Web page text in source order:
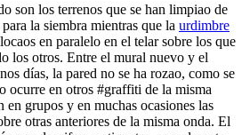
son los terrenos que se han limpiao de
la siembra mientras que la urdimbre
en paralelo en el telar sobre los que
los otros. Entre el mural nuevo y el
días, la pared no se ha rozao, como se
ocurre en otros #graffiti de la misma
en grupos y en muchas ocasiones las
otras anteriores de la misma onda. El